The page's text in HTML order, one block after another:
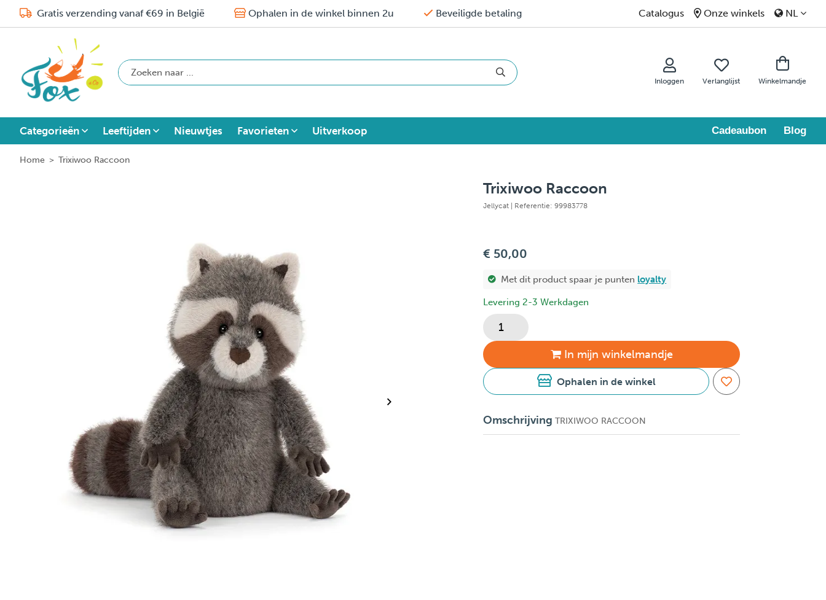
Gratis verzending vanaf €69 in België Ophalen in de winkel binnen 2u Beveiligde betaling Catalogus Onze winkels NL
Inloggen Verlanglijst Winkelmandje
Categorieën Leeftijden Nieuwtjes Favorieten Uitverkoop Cadeaubon Blog
Home > Trixiwoo Raccoon
Trixiwoo Raccoon
Jellycat | Referentie: 99983778
€ 50,00
Met dit product spaar je punten loyalty
Levering 2-3 Werkdagen
In mijn winkelmandje
Ophalen in de winkel
Omschrijving TRIXIWOO RACCOON